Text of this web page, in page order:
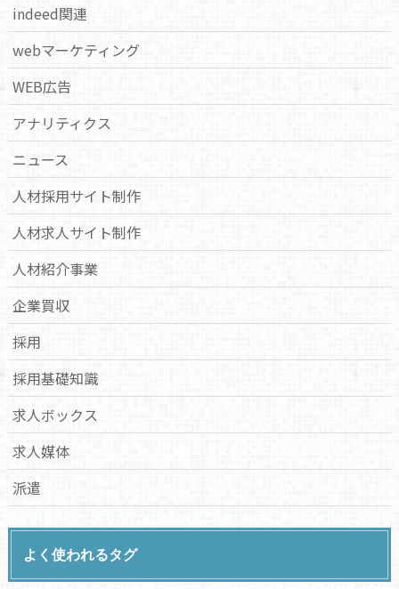
indeed関連
webマーケティング
WEB広告
アナリティクス
ニュース
人材採用サイト制作
人材求人サイト制作
人材紹介事業
企業買収
採用
採用基礎知識
求人ボックス
求人媒体
派遣
よく使われるタグ